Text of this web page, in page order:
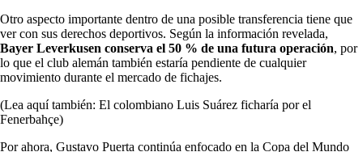
Otro aspecto importante dentro de una posible transferencia tiene que
ver con sus derechos deportivos. Según la información revelada,
Bayer Leverkusen conserva el 50 % de una futura operación, por
lo que el club alemán también estaría pendiente de cualquier
movimiento durante el mercado de fichajes.
(Lea aquí también: El colombiano Luis Suárez ficharía por el
Fenerbahçe)
Por ahora, Gustavo Puerta continúa enfocado en la Copa del Mundo